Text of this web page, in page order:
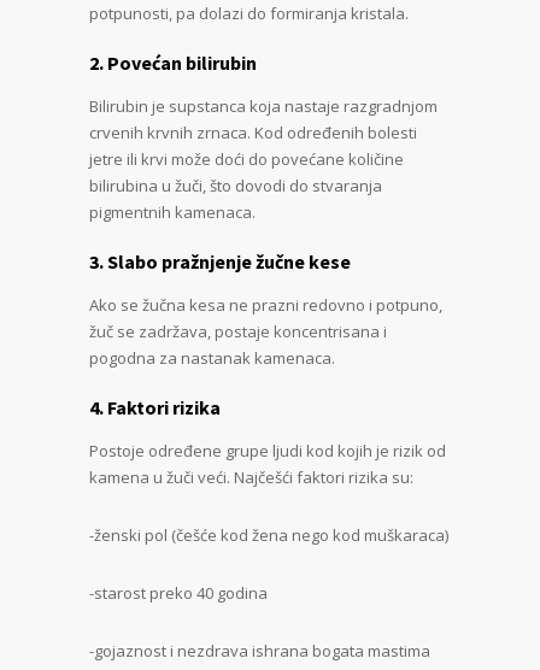
potpunosti, pa dolazi do formiranja kristala.
2. Povećan bilirubin
Bilirubin je supstanca koja nastaje razgradnjom
crvenih krvnih zrnaca. Kod određenih bolesti
jetre ili krvi može doći do povećane količine
bilirubina u žuči, što dovodi do stvaranja
pigmentnih kamenaca.
3. Slabo pražnjenje žučne kese
Ako se žučna kesa ne prazni redovno i potpuno,
žuč se zadržava, postaje koncentrisana i
pogodna za nastanak kamenaca.
4. Faktori rizika
Postoje određene grupe ljudi kod kojih je rizik od
kamena u žuči veći. Najčešći faktori rizika su:
-ženski pol (češće kod žena nego kod muškaraca)
-starost preko 40 godina
-gojaznost i nezdrava ishrana bogata mastima